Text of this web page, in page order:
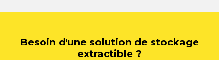
Besoin d'une solution de stockage
extractible ?